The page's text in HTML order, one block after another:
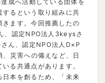
るという取り組みに共
ます。今回推薦したの
、認定NPO法人3keysさ
ん、認定NPO法人D×P
災害への備えなど、日
る共通点があります。
日本を創るため、「未来